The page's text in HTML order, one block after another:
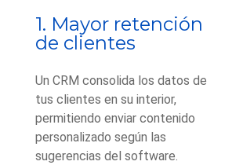
1. Mayor retención
de clientes
Un CRM consolida los datos de
tus clientes en su interior,
permitiendo enviar contenido
personalizado según las
sugerencias del software.